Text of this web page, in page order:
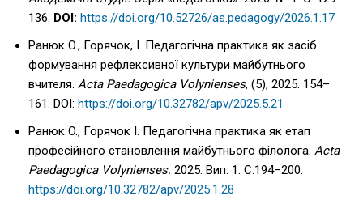
136. DOI: https://doi.org/10.52726/as.pedagogy/2026.1.17
Ранюк O., Горячок, І. Педагогічна практика як засіб
формування рефлексивної культури майбутнього
вчителя. Acta Paedagogica Volynienses, (5), 2025. 154–
161. DOI: https://doi.org/10.32782/apv/2025.5.21
Ранюк O., Горячок І. Педагогічна практика як етап
професійного становлення майбутнього філолога. Acta
Paedagogica Volynienses. 2025. Вип. 1. С.194–200.
https://doi.org/10.32782/apv/2025.1.28